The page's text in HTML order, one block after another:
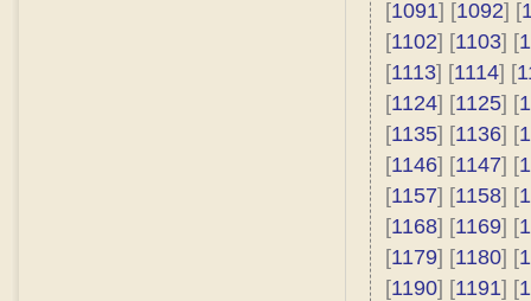
[1091] [1092] [
[1102] [1103] [
[1113] [1114] [
[1124] [1125] [
[1135] [1136] [
[1146] [1147] [
[1157] [1158] [
[1168] [1169] [
[1179] [1180] [
[1190] [1191] [